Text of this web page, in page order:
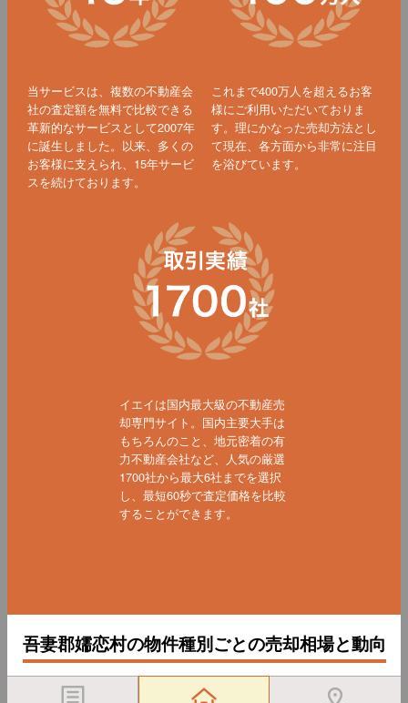
当サービスは、複数の不動産会
社の査定額を無料で比較できる
革新的なサービスとして2007年
に誕生しました。以来、多くの
お客様に支えられ、15年サービ
スを続けております。
これまで400万人を超えるお客
様にご利用いただいておりま
す。理にかなった売却方法とし
て現在、各方面から非常に注目
を浴びています。
イエイは国内最大級の不動産売
却専門サイト。国内主要大手は
もちろんのこと、地元密着の有
力不動産会社など、人気の厳選
1700社から最大6社までを選択
し、最短60秒で査定価格を比較
することができます。
吾妻郡嬬恋村の物件種別ごとの売却相場と動向